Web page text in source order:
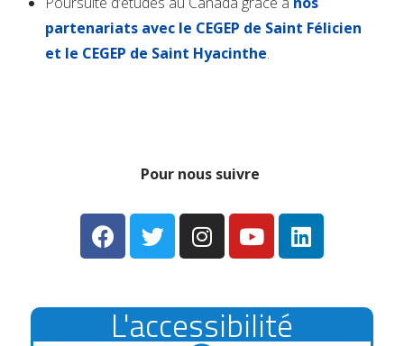
partenariats avec le CEGEP de Saint Félicien
et le CEGEP de Saint Hyacinthe.
Pour nous suivre
L'accessibilité